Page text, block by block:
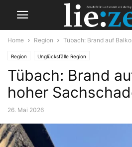
Home Region Tübach: Brand auf
Region Unglücksfälle Region
Tübach: Brand
hoher
26. Mai 2026